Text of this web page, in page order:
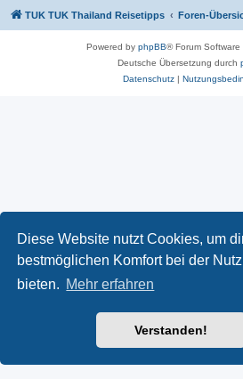
Diese Website nutzt Cookies, um
bestmöglichen Komfort bei der
bieten. Mehr erfahren
Verstanden!
TUK TUK Thailand Reisetipps Foren-
Powered by phpBB® Forum
Deutsche Übersetzung durch
Datenschutz|